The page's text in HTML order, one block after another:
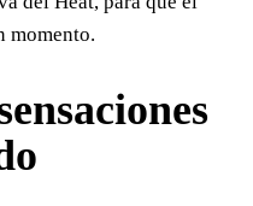
momento.